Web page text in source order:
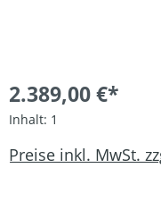
2.389,00 €*
Inhalt: 1
Preise inkl. MwSt.